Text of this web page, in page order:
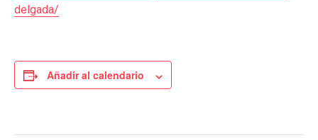
delgada/
Añadir al calendario